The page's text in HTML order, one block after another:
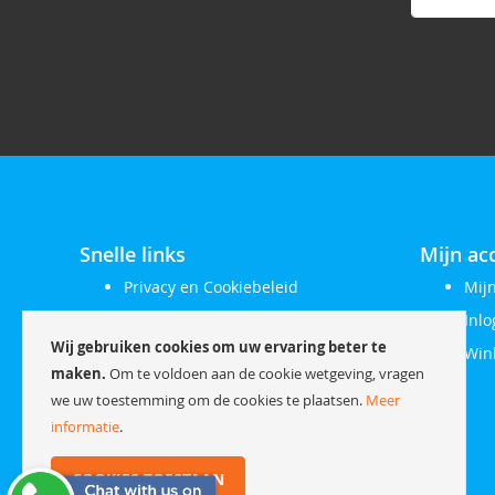
Wij gebruiken cookies om uw ervaring beter te
maken. Om te voldoen aan de cookie wetgeving, vragen
we uw toestemming om de cookies te plaatsen. Meer
informatie.
COOKIES TOESTAAN
op
Snelle links
Privacy en Cookiebeleid
Contact opnemen
Orders en retour
Klachtenregeling
Herroepingsrecht
Mijn